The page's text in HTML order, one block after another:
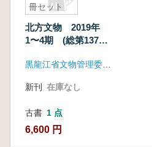
冊セット
北方文物 2019年
1〜4期 (総第137〜
新刊 在庫なし
古書 1 点
6,600 円